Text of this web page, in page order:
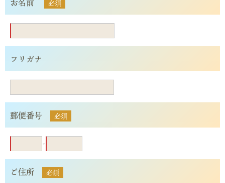
お名前 必須
フリガナ
郵便番号 必須
-
ご住所 必須